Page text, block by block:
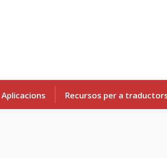
Aplicacions Recursos per a